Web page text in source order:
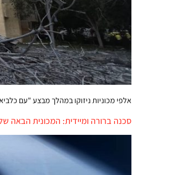
אלפי מכוניות ניזוקו במהלך מבצע "עם
סכנה ברורה ומיידית: המכונית הבאה